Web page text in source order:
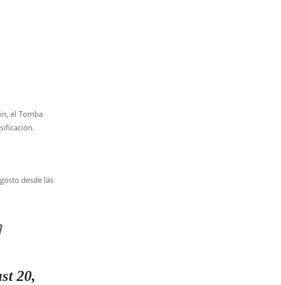
el Tomba
desde las
20,